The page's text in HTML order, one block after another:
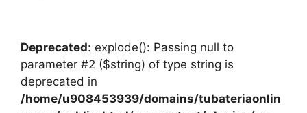
Deprecated: explode(): Passing null to
parameter #2 ($string) of type string is
deprecated in
/home/u908453939/domains/tubateriaonlin